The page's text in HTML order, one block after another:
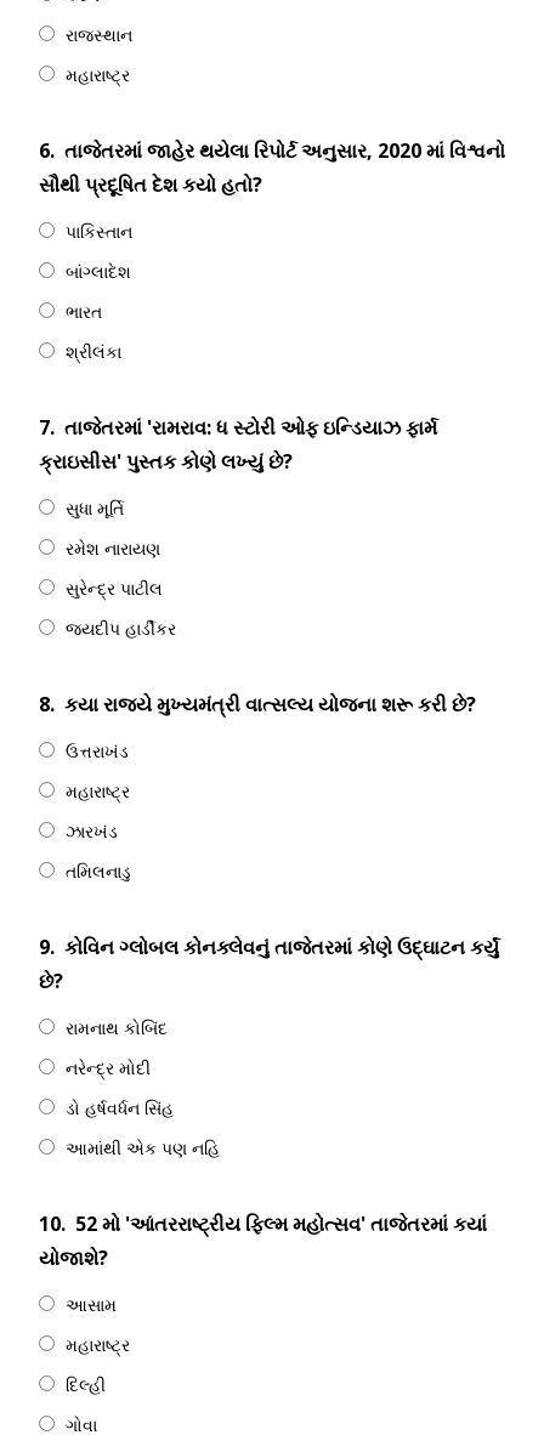
રાજસ્થાન
મહારાષ્ટ્ર
6. તાજેતરમાં જાહેર થયેલા રિપોર્ટ અનુસાર, 2020 માં વિશ્વનો
સૌથી પ્રદૂષિત દેશ કયો હતો?
પાકિસ્તાન
બાંગ્લાદેશ
ભારત
શ્રીલંકા
7. તાજેતરમાં 'રામરાવ: ધ સ્ટોરી ઓફ ઇન્ડિયાઝ ફાર્મ
ક્રાઇસીસ' પુસ્તક કોણે લખ્યું છે?
સુધા મૂર્તિ
રમેશ નારાયણ
સુરેન્દ્ર પાટીલ
જયદીપ હાર્ડીકર
8. કયા રાજ્યે મુખ્યમંત્રી વાત્સલ્ય યોજના શરૂ કરી છે?
ઉત્તરાખંડ
મહારાષ્ટ્ર
ઝારખંડ
તમિલનાડુ
9. કોવિન ગ્લોબલ કોનક્લેવનું તાજેતરમાં કોણે ઉદ્ઘાટન કર્યું
છે?
રામનાથ કોબિંદ
નરેન્દ્ર મોદી
ડો હર્ષવર્ધન સિંહ
આમાંથી એક પણ નહિ
10. 52 મો 'આંતરરાષ્ટ્રીય ફિલ્મ મહોત્સવ' તાજેતરમાં કયાં
યોજાશે?
આસામ
મહારાષ્ટ્ર
દિલ્હી
ગોવા